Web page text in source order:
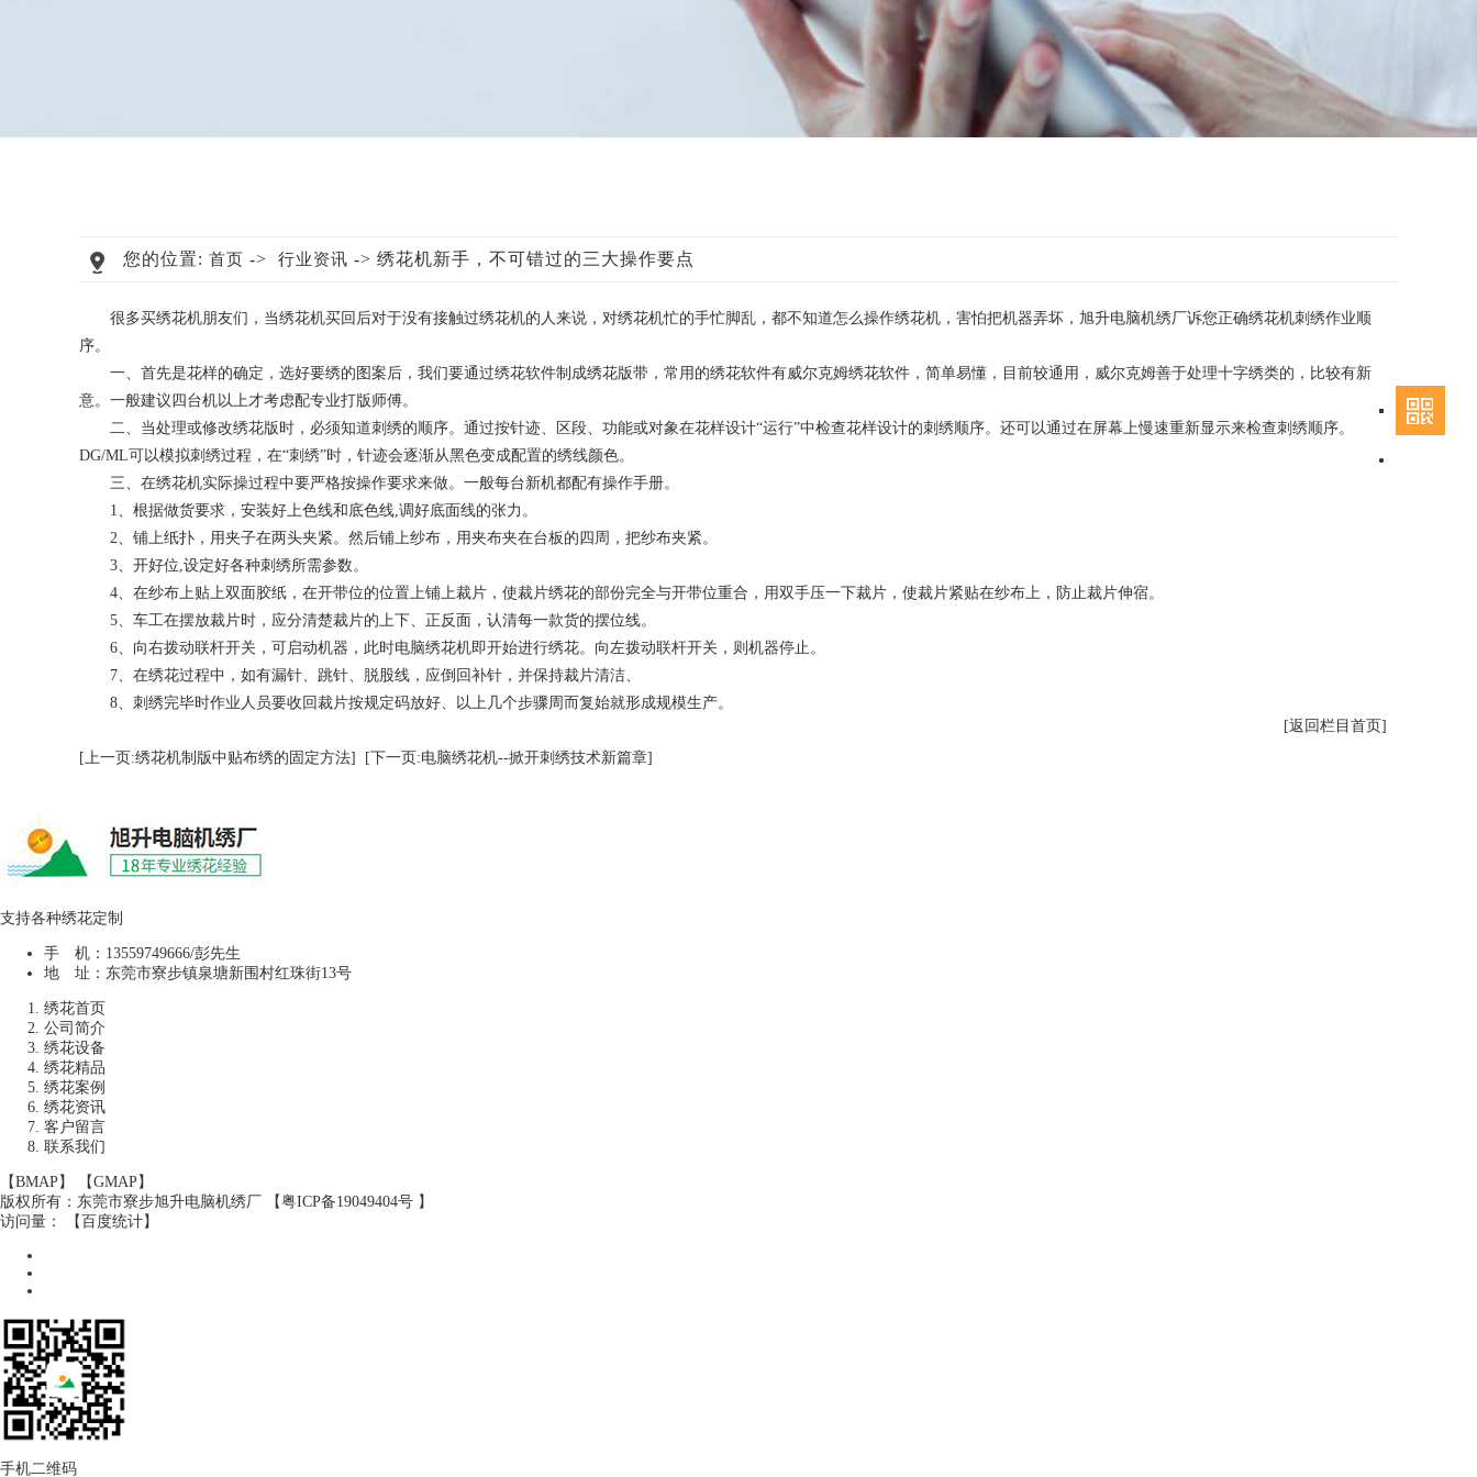
您的位置: 首页 -> 行业资讯 -> 绣花机新手，不可错过的三大操作要点
很多买绣花机朋友们，当绣花机买回后对于没有接触过绣花机的人来说，对绣花机忙的手忙脚乱，都不知道怎么操作绣花机，害怕把机器弄坏，旭升电脑机绣厂诉您正确绣花机刺绣作业顺
序。
一、首先是花样的确定，选好要绣的图案后，我们要通过绣花软件制成绣花版带，常用的绣花软件有威尔克姆绣花软件，简单易懂，目前较通用，威尔克姆善于处理十字绣类的，比较有新
意。一般建议四台机以上才考虑配专业打版师傅。
二、当处理或修改绣花版时，必须知道刺绣的顺序。通过按针迹、区段、功能或对象在花样设计“运行”中检查花样设计的刺绣顺序。还可以通过在屏幕上慢速重新显示来检查刺绣顺序。
DG/ML可以模拟刺绣过程，在“刺绣”时，针迹会逐渐从黑色变成配置的绣线颜色。
三、在绣花机实际操过程中要严格按操作要求来做。一般每台新机都配有操作手册。
1、根据做货要求，安装好上色线和底色线,调好底面线的张力。
2、铺上纸扑，用夹子在两头夹紧。然后铺上纱布，用夹布夹在台板的四周，把纱布夹紧。
3、开好位,设定好各种刺绣所需参数。
4、在纱布上贴上双面胶纸，在开带位的位置上铺上裁片，使裁片绣花的部份完全与开带位重合，用双手压一下裁片，使裁片紧贴在纱布上，防止裁片伸宿。
5、车工在摆放裁片时，应分清楚裁片的上下、正反面，认清每一款货的摆位线。
6、向右拨动联杆开关，可启动机器，此时电脑绣花机即开始进行绣花。向左拨动联杆开关，则机器停止。
7、在绣花过程中，如有漏针、跳针、脱股线，应倒回补针，并保持裁片清洁、
8、刺绣完毕时作业人员要收回裁片按规定码放好、以上几个步骤周而复始就形成规模生产。
[返回栏目首页]
[上一页:绣花机制版中贴布绣的固定方法]
[下一页:电脑绣花机--掀开刺绣技术新篇章]
支持各种绣花定制
手 机：13559749666/彭先生
地 址：东莞市寮步镇泉塘新围村红珠街13号
绣花首页
公司简介
绣花设备
绣花精品
绣花案例
绣花资讯
客户留言
联系我们
【BMAP】 【GMAP】
版权所有：东莞市寮步旭升电脑机绣厂 【粤ICP备19049404号 】
访问量：
【百度统计】
手机二维码